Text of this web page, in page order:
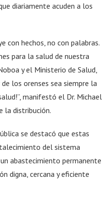
diariamente acuden a los
con hechos, no con palabras.
para la salud de nuestra
y el Ministerio de Salud,
los orenses sea siempre la
manifestó el Dr. Michael
la distribución.
se destacó que estas
del sistema
abastecimiento permanente
digna, cercana y eficiente